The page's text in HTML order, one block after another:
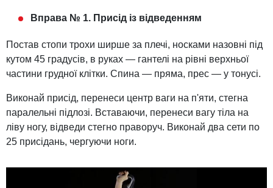
Вправа № 1. Присід із відведенням
Постав стопи трохи ширше за плечі, носками назовні під
кутом 45 градусів, в руках — гантелі на рівні верхньої
частини грудної клітки. Спина — пряма, прес — у тонусі.
Виконай присід, перенеси центр ваги на п'яти, стегна
паралельні підлозі. Вставаючи, перенеси вагу тіла на
ліву ногу, відведи стегно праворуч. Виконай два сети по
25 присідань, чергуючи ноги.